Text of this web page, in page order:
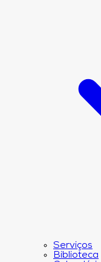
Serviços
Biblioteca